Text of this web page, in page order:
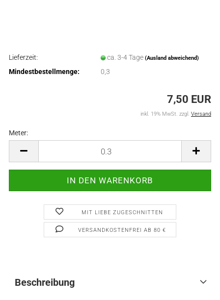
Lieferzeit: ca. 3-4 Tage (Ausland abweichend)
Mindestbestellmenge: 0,3
7,50 EUR
inkl. 19% MwSt. zzgl. Versand
Meter:
MIT LIEBE ZUGESCHNITTEN
VERSANDKOSTENFREI AB 80 €
Beschreibung